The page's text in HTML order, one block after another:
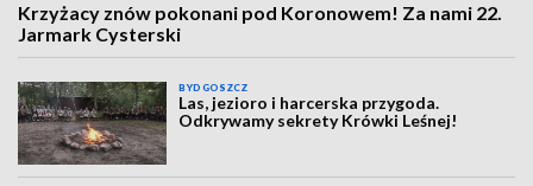
Krzyżacy znów pokonani pod Koronowem! Za nami 22.
Jarmark Cysterski
BYDGOSZCZ
Las, jezioro i harcerska przygoda.
Odkrywamy sekrety Krówki Leśnej!